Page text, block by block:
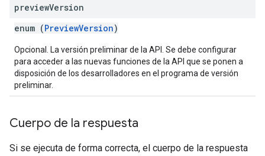
previewVersion
enum (PreviewVersion)
Opcional. La versión preliminar de la API. Se debe configurar
para acceder a las nuevas funciones de la API que se ponen a
disposición de los desarrolladores en el programa de versión
preliminar.
Cuerpo de la respuesta
Si se ejecuta de forma correcta, el cuerpo de la respuesta